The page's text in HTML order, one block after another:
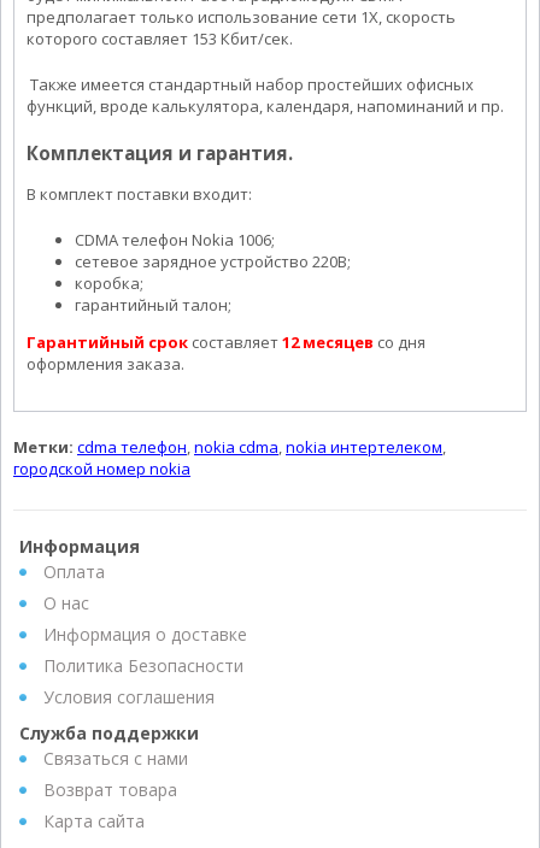
предполагает только использование сети 1X, скорость
которого составляет 153 Кбит/сек.
Также имеется стандартный набор простейших офисных
функций, вроде калькулятора, календаря, напоминаний и пр.
Комплектация и гарантия.
В комплект поставки входит:
CDMA телефон Nokia 1006;
сетевое зарядное устройство 220В;
коробка;
гарантийный талон;
Гарантийный срок составляет12 месяцев со дня
оформления заказа.
Метки: cdma телефон,nokia cdma,nokia интертелеком,
городской номер nokia
Информация
Оплата
О нас
Информация о доставке
Политика Безопасности
Условия соглашения
Служба поддержки
Связаться с нами
Возврат товара
Карта сайта